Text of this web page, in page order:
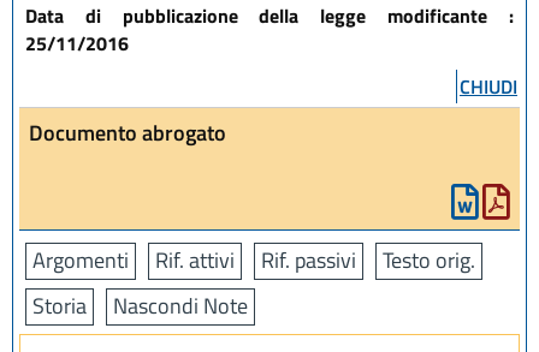
Data di pubblicazione della legge modificante :
25/11/2016
CHIUDI
Documento abrogato
Argomenti Rif. attivi Rif. passivi
Testo orig.
Storia
Nascondi Note